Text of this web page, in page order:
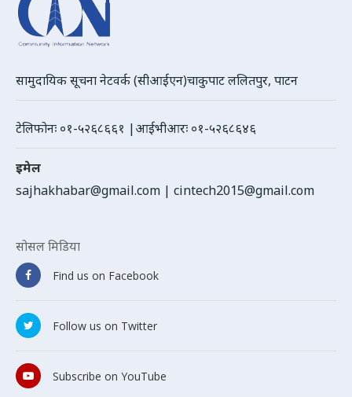
सामुदायिक सूचना नेटवर्क (सीआईएन)चाकुपाट ललितपुर, पाटन
टेलिफोनः ०१-५२६८६६१ |आईभीआरः ०१-५२६८६४६
इमेल
sajhakhabar@gmail.com | cintech2015@gmail.com
सोसल मिडिया
Find us on Facebook
Follow us on Twitter
Subscribe on YouTube